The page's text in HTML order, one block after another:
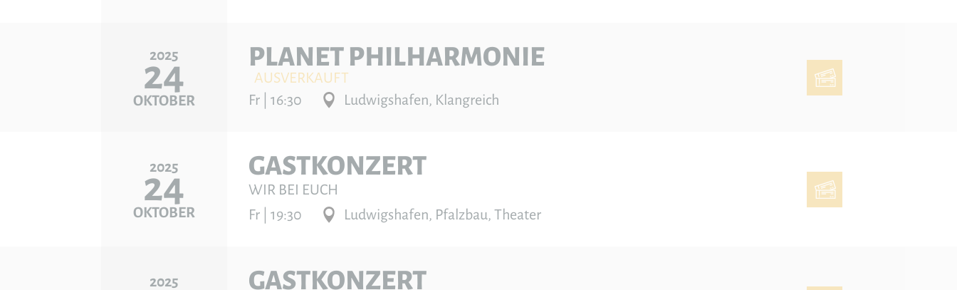
24
OKTOBER
2025 PLANET PHILHARMONIE
AUSVERKAUFT
Fr | 16:30
Ludwigshafen, Klangreich
24
OKTOBER
2025 GASTKONZERT
WIR BEI EUCH
Fr | 19:30
Ludwigshafen, Pfalzbau, Theater
2025 GASTKONZERT